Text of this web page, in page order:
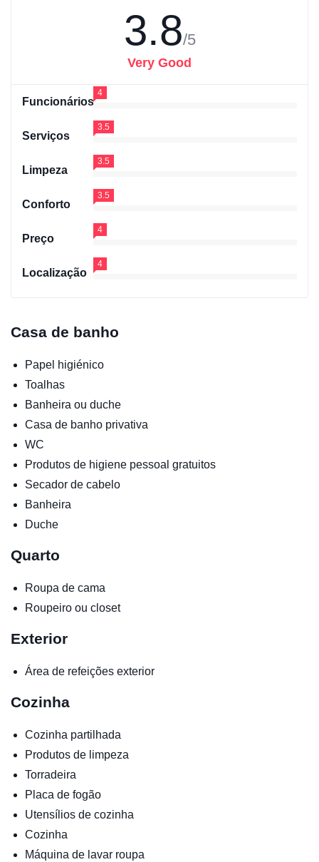
3.8/5
Very Good
Funcionários
4
Serviços
3.5
Limpeza
3.5
Conforto
3.5
Preço
4
Localização
4
Casa de banho
Papel higiénico
Toalhas
Banheira ou duche
Casa de banho privativa
WC
Produtos de higiene pessoal gratuitos
Secador de cabelo
Banheira
Duche
Quarto
Roupa de cama
Roupeiro ou closet
Exterior
Área de refeições exterior
Cozinha
Cozinha partilhada
Produtos de limpeza
Torradeira
Placa de fogão
Utensílios de cozinha
Cozinha
Máquina de lavar roupa